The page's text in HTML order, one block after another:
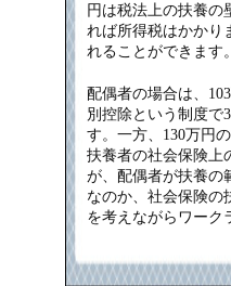
円は税法上の扶養の
れば所得税はかかり
れることができます。
配偶者の場合は、
別控除という制度で
す。一方、130万円
扶養者の社会保険上
が、配偶者が扶養の
なのか、社会保険の
を考えながらワーク